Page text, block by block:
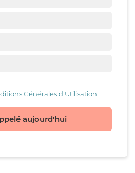
Générales d'Utilisation
aujourd'hui